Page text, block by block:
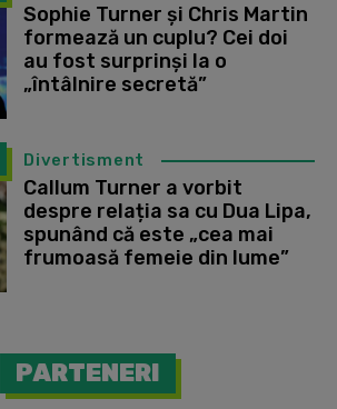
Sophie Turner și Chris Martin
formează un cuplu? Cei doi
au fost surprinși la o
„întâlnire secretă”
Divertisment
Callum Turner a vorbit
despre relația sa cu Dua Lipa,
spunând că este „cea mai
frumoasă femeie din lume”
PARTENERI